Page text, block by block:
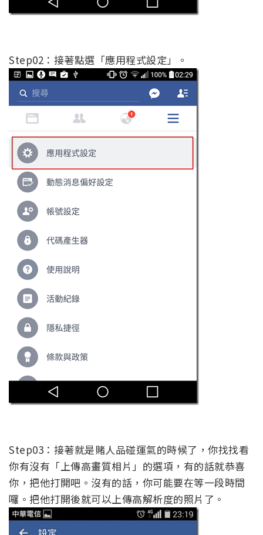
Step02：接著點選「應用程式設定」。
Step03：接著就是賭人品碰運氣的時候了，你找找看
你有沒有「上傳高畫質相片」的選項，有的話就恭喜
你，把他打開吧。沒有的話，你可能要在等一段時間
囉。把他打開後就可以上傳高解析度的照片了。